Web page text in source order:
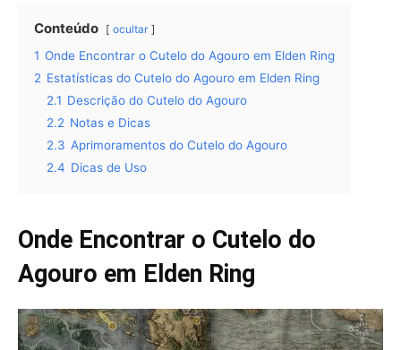
Conteúdo ocultar
1 Onde Encontrar o Cutelo do Agouro em Elden Ring
2 Estatísticas do Cutelo do Agouro em Elden Ring
2.1 Descrição do Cutelo do Agouro
2.2 Notas e Dicas
2.3 Aprimoramentos do Cutelo do Agouro
2.4 Dicas de Uso
Onde Encontrar o Cutelo do
Agouro em Elden Ring